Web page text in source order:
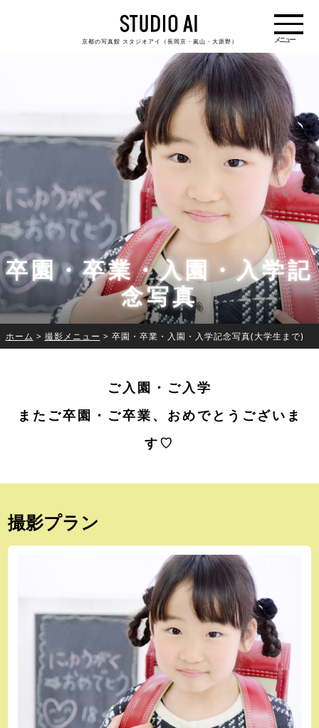
京都の写真館 スタジオアイ（長岡京・嵐山・大原野）
卒園・卒業・入園・入学記
念写真
ホーム > 撮影メニュー > 卒園・卒業・入園・入学記念写真(大学生まで)
ご入園・ご入学
またご卒園・ご卒業、おめでとうございま
す♡
撮影プラン